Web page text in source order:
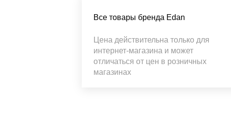
Все товары бренда Edan
Цена действительна только для
интернет-магазина и может
отличаться от цен в розничных
магазинах